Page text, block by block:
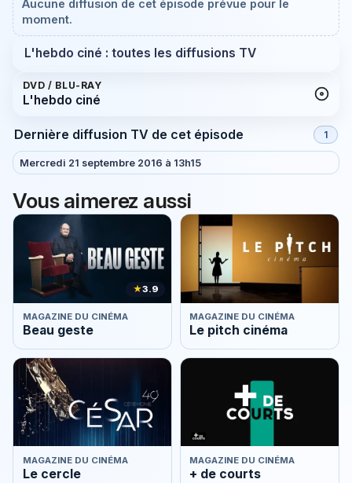
Aucune diffusion de cet épisode prévue pour le
moment.
L'hebdo ciné : toutes les diffusions TV
DVD / BLU-RAY
L'hebdo ciné
Dernière diffusion TV de cet épisode 1
Mercredi 21 septembre 2016 à 13h15
Vous aimerez aussi
★3.9
MAGAZINE DU CINÉMA
Beau geste
MAGAZINE DU CINÉMA
Le pitch cinéma
MAGAZINE DU CINÉMA
Le cercle
MAGAZINE DU CINÉMA
+ de courts